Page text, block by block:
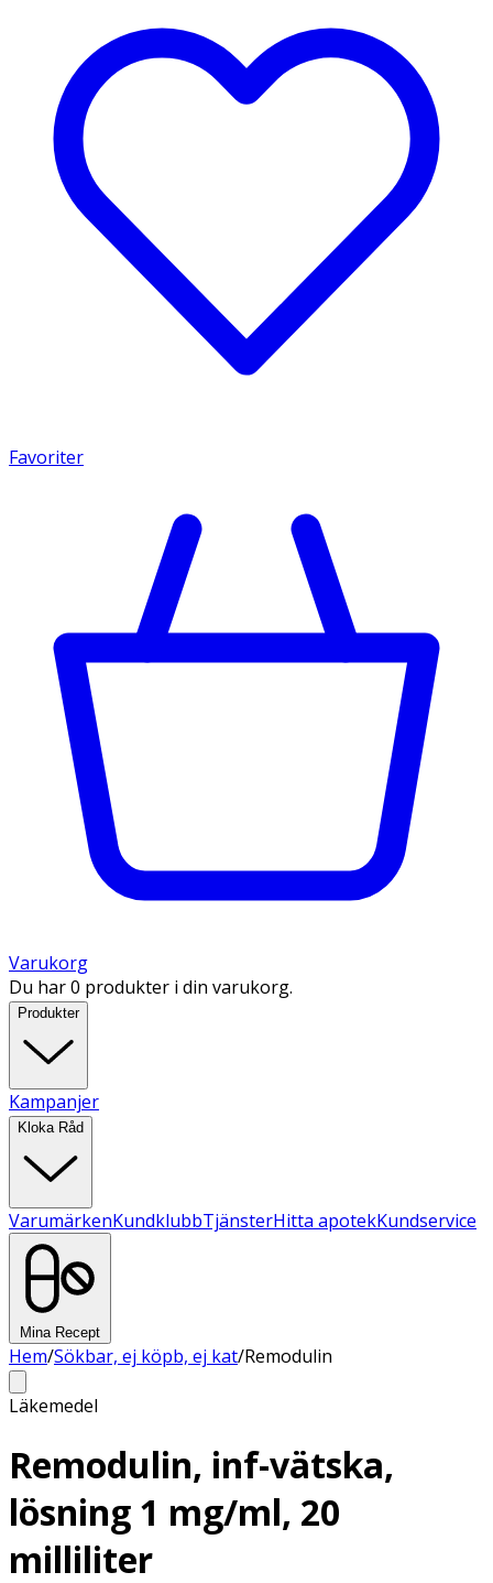
Favoriter
Varukorg
Du har 0 produkter i din varukorg.
Produkter
Kampanjer
Kloka Råd
VarumärkenKundklubbTjänsterHitta apotekKundservice
Mina Recept
Hem/Sökbar, ej köpb, ej kat/Remodulin
Läkemedel
Remodulin, inf-vätska,
lösning 1 mg/ml, 20
milliliter